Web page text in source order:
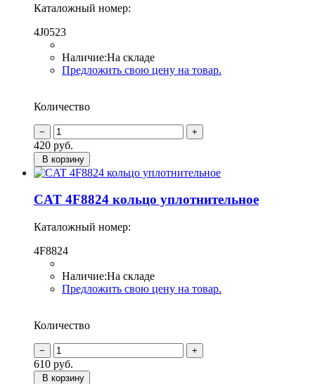
Каталожный номер:
4J0523
Наличие:На складе
Предложить свою цену на товар.
Количество
420 руб.
В корзину
CAT 4F8824 кольцо уплотнительное
Каталожный номер:
4F8824
Наличие:На складе
Предложить свою цену на товар.
Количество
610 руб.
В корзину